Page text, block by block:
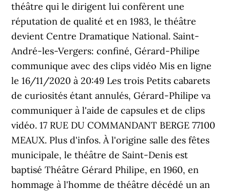
théâtre qui le dirigent lui confèrent une
réputation de qualité et en 1983, le théâtre
devient Centre Dramatique National. Saint-
André-les-Vergers: confiné, Gérard-Philipe
communique avec des clips vidéo Mis en ligne
le 16/11/2020 à 20:49 Les trois Petits cabarets
de curiosités étant annulés, Gérard-Philipe va
communiquer à l'aide de capsules et de clips
vidéo. 17 RUE DU COMMANDANT BERGE 77100
MEAUX. Plus d'infos. À l'origine salle des fêtes
municipale, le théâtre de Saint-Denis est
baptisé Théâtre Gérard Philipe, en 1960, en
hommage à l'homme de théâtre décédé un an